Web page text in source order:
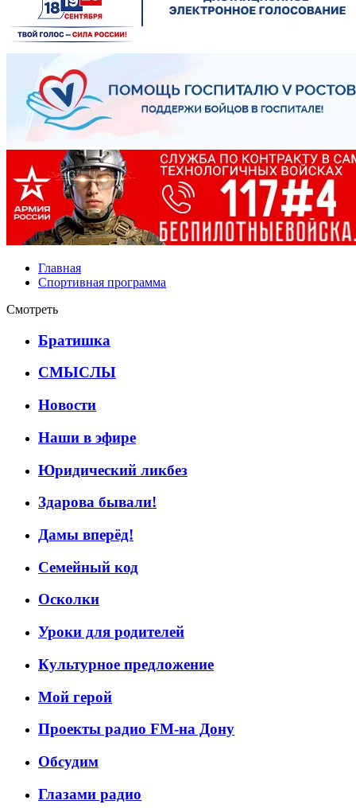
Главная
Спортивная программа
Смотреть
Братишка
СМЫСЛЫ
Новости
Наши в эфире
Юридический ликбез
Здарова бывали!
Дамы вперёд!
Семейный код
Осколки
Уроки для родителей
Культурное предложение
Мой герой
Проекты радио FM-на Дону
Обсудим
Глазами радио